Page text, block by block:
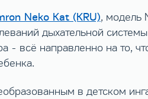
Neko Kat (KRU), модель
дыхательной
всё направленно на то,
в детском